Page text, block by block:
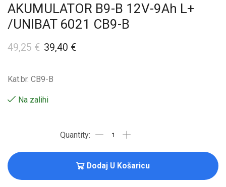
AKUMULATOR B9-B 12V-9Ah L+
/UNIBAT 6021 CB9-B
49,25€ 39,40 €
Kat.br. CB9-B
Na zalihi
Dodaj U Košaricu